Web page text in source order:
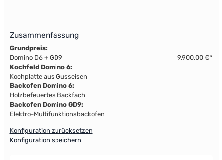
Zusammenfassung
Grundpreis:
Domino D6 + GD9
9.900,00 €*
Kochfeld Domino 6:
Kochplatte aus Gusseisen
Backofen Domino 6:
Holzbefeuertes Backfach
Backofen Domino GD9:
Elektro-Multifunktionsbackofen
Konfiguration zurücksetzen
Konfiguration speichern